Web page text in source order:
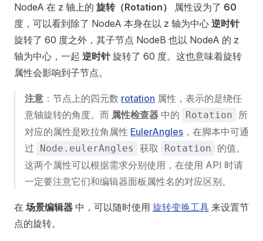
NodeA 在 z 轴上的 旋转（Rotation） 属性设为了 60
度，可以看到除了 NodeA 本身在以 z 轴为中心 逆时针
旋转了 60 度之外，其子节点 NodeB 也以 NodeA 的 z
轴为中心，一起 逆时针旋转了 60 度。这也意味着旋转
属性会影响到子节点。
注意 ：节点上的四元数 rotation 属性，表示的是绕任
意轴旋转的角度。而 属性检查器 中的 Rotation
所
对应的属性是欧拉角属性 EulerAngles ，在脚本中可通
过
Node.eulerAngles 获取 Rotation
的值。
这两个属性可以根据需求分别使用，在使用 API 时请
一定要注意它们和编辑器面板属性名的对应区别。
在 场景编辑器 中，可以随时使用 旋转变换工具 来设置节
点的旋转。